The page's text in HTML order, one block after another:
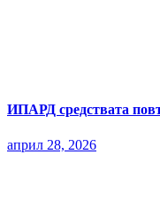
ИПАРД средствата
април 28, 2026